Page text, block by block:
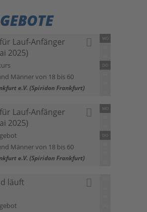
Lauf-Anfänger
2025)
Männer von 18 bis 60
e.V. (Spiridon Frankfurt)
MO
DO
Lauf-Anfänger
2025)
Männer von 18 bis 60
e.V. (Spiridon Frankfurt)
MO
DO
läuft